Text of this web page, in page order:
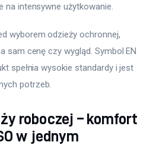
na intensywne użytkowanie.
wyborem odzieży ochronnej,
sam cenę czy wygląd. Symbol EN
spełnia wysokie standardy i jest
potrzeb.
roboczej – komfort
w jednym